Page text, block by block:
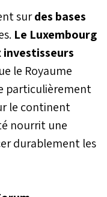
surdes bases
Le Luxembourg
investisseurs
le Royaume
particulièrement
le continent
nourrit une
durablement les